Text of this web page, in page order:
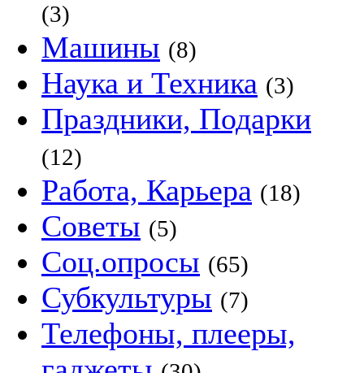
(3)
Машины (8)
Наука и Техника (3)
Праздники, Подарки
(12)
Работа, Карьера (18)
Советы (5)
Соц.опросы (65)
Субкультуры (7)
Телефоны, плееры,